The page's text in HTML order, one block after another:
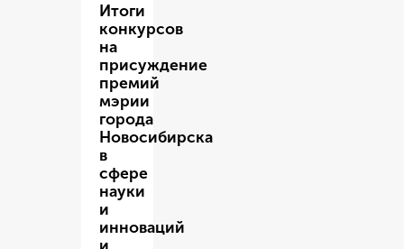
Итоги
конкурсов
на
присуждение
премий
мэрии
города
Новосибирска
в
сфере
науки
и
инноваций